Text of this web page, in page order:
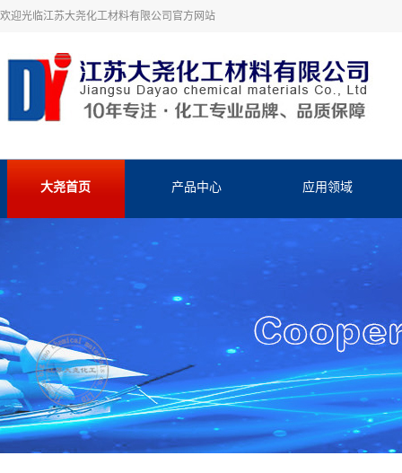
欢迎光临江苏大尧化工材料有限公司官方网站
大尧首页 产品中心 应用领域